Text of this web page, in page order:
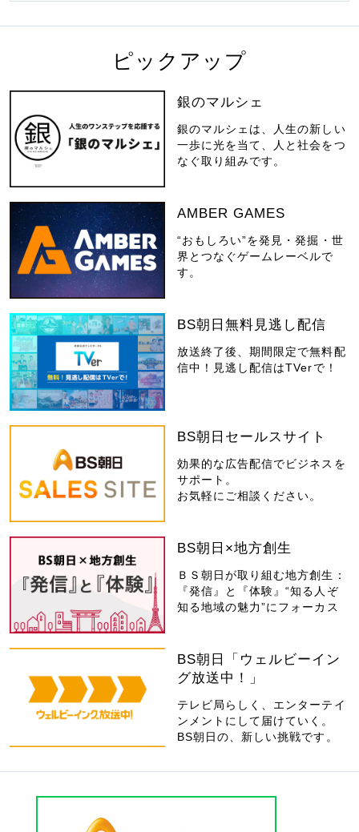
ピックアップ
銀のマルシェ
銀のマルシェは、人生の新しい
一歩に光を当て、人と社会をつ
なぐ取り組みです。
AMBER GAMES
“おもしろい”を発見・発掘・世
界とつなぐゲームレーベルで
す。
BS朝日無料見逃し配信
放送終了後、期間限定で無料配
信中！見逃し配信はTVerで！
BS朝日セールスサイト
効果的な広告配信でビジネスを
サポート。
お気軽にご相談ください。
BS朝日×地方創生
ＢＳ朝日が取り組む地方創生：
『発信』と『体験』“知る人ぞ
知る地域の魅力”にフォーカス
BS朝日「ウェルビーイン
グ放送中！」
テレビ局らしく、エンターテイ
ンメントにして届けていく。
BS朝日の、新しい挑戦です。